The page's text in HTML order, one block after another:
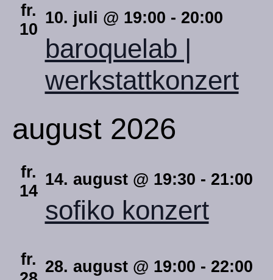
fr.
10
baroquelab |
werkstattkonzert
10. juli @ 19:00 - 20:00
august 2026
fr.
14
sofiko konzert
14. august @ 19:30 - 21:00
fr. 28. august @ 19:00 - 22:00